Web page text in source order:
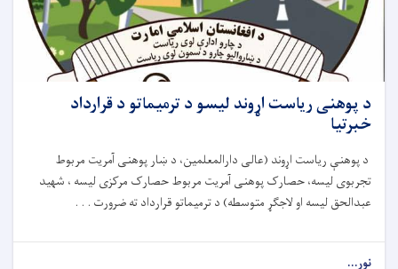
د پوهنی ریاست اړوند لیسو د ترمیماتو د قرارداد
خبرتیا
د پوهنې ریاست اړوند (عالی دارالمعلمین، د ښار پوهنی آمریت مربوط
تجربوی لیسه، حصارک پوهنی آمریت مربوط حصارک مرکزی لیسه ، شهید
عبدالحق لیسه او لاجګړ متوسطه) د ترمیماتو قرارداد ته ضرورت . . .
نور...